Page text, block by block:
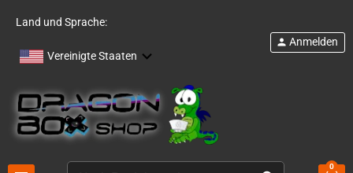
Land und Sprache:
Vereinigte Staaten
person Anmelden
0